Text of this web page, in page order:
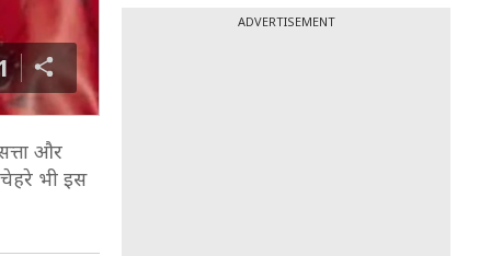
और
भी इस
ADVERTISEMENT